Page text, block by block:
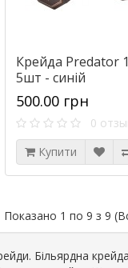
Крейда Predator
5шт - синій
500.00 грн
0
Купити
Показано 1 по 9 з 9
Більярдна